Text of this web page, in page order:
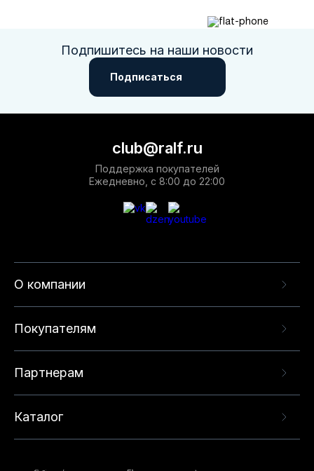
Подпишитесь на наши новости
Подписаться
О компании
Покупателям
Партнерам
Каталог
club@ralf.ru
Поддержка покупателей
Ежедневно, с 8:00 до 22:00